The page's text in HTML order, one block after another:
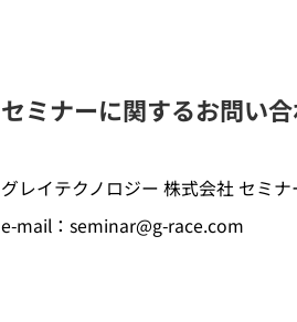
セミナーに関するお問い
グレイテクノロジー 株式会社 セミナ
e-mail：seminar@g-race.com